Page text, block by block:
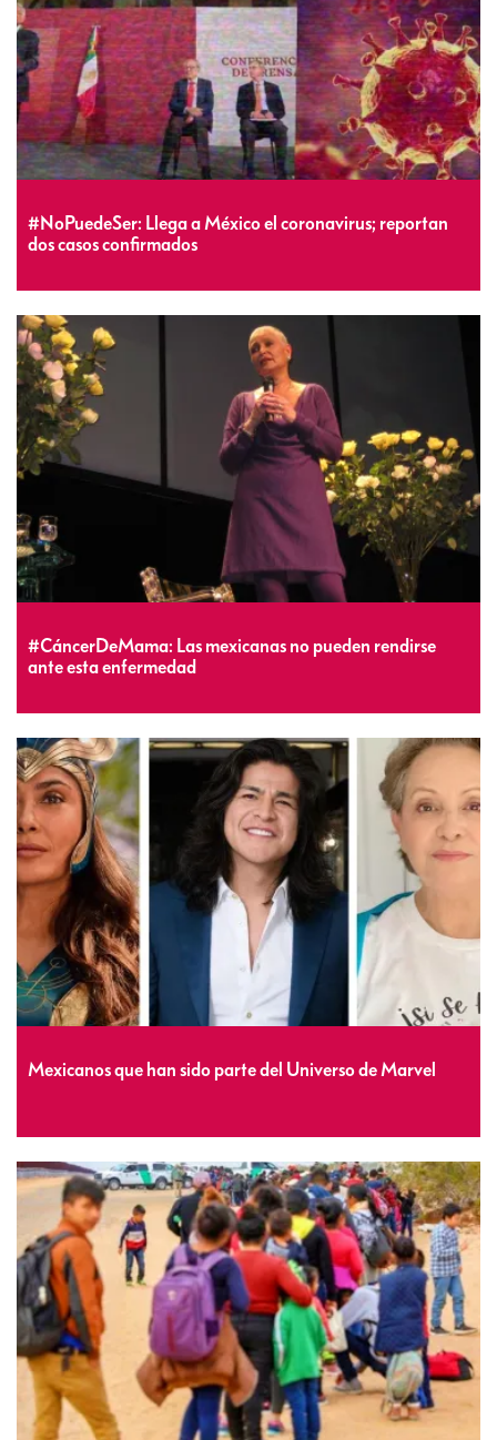
#NoPuedeSer: Llega a México el coronavirus; reportan
dos casos confirmados
#CáncerDeMama: Las mexicanas no pueden rendirse
ante esta enfermedad
Mexicanos que han sido parte del Universo de Marvel